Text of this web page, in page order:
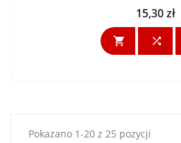
Cena
15,30 zł
 
Pokazano 1-20 z 25 pozycji